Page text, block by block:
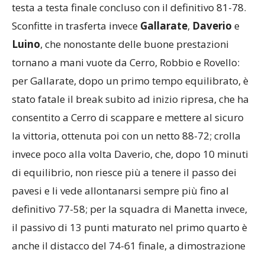
testa a testa finale concluso con il definitivo 81-78.
Sconfitte in trasferta invece Gallarate, Daverio e
Luino, che nonostante delle buone prestazioni
tornano a mani vuote da Cerro, Robbio e Rovello:
per Gallarate, dopo un primo tempo equilibrato, è
stato fatale il break subito ad inizio ripresa, che ha
consentito a Cerro di scappare e mettere al sicuro
la vittoria, ottenuta poi con un netto 88-72; crolla
invece poco alla volta Daverio, che, dopo 10 minuti
di equilibrio, non riesce più a tenere il passo dei
pavesi e li vede allontanarsi sempre più fino al
definitivo 77-58; per la squadra di Manetta invece,
il passivo di 13 punti maturato nel primo quarto è
anche il distacco del 74-61 finale, a dimostrazione